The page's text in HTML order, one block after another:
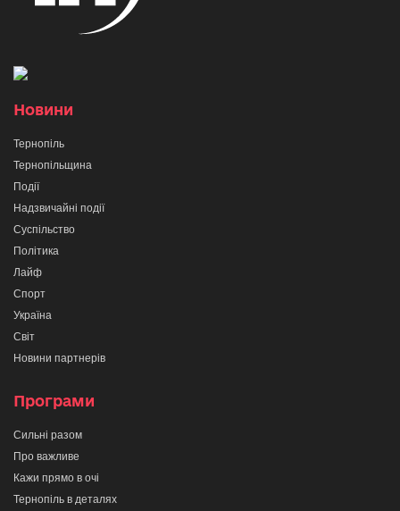
Новини
Тернопіль
Тернопільщина
Події
Надзвичайні події
Суспільство
Політика
Лайф
Спорт
Україна
Світ
Новини партнерів
Програми
Сильні разом
Про важливе
Кажи прямо в очі
Тернопіль в деталях